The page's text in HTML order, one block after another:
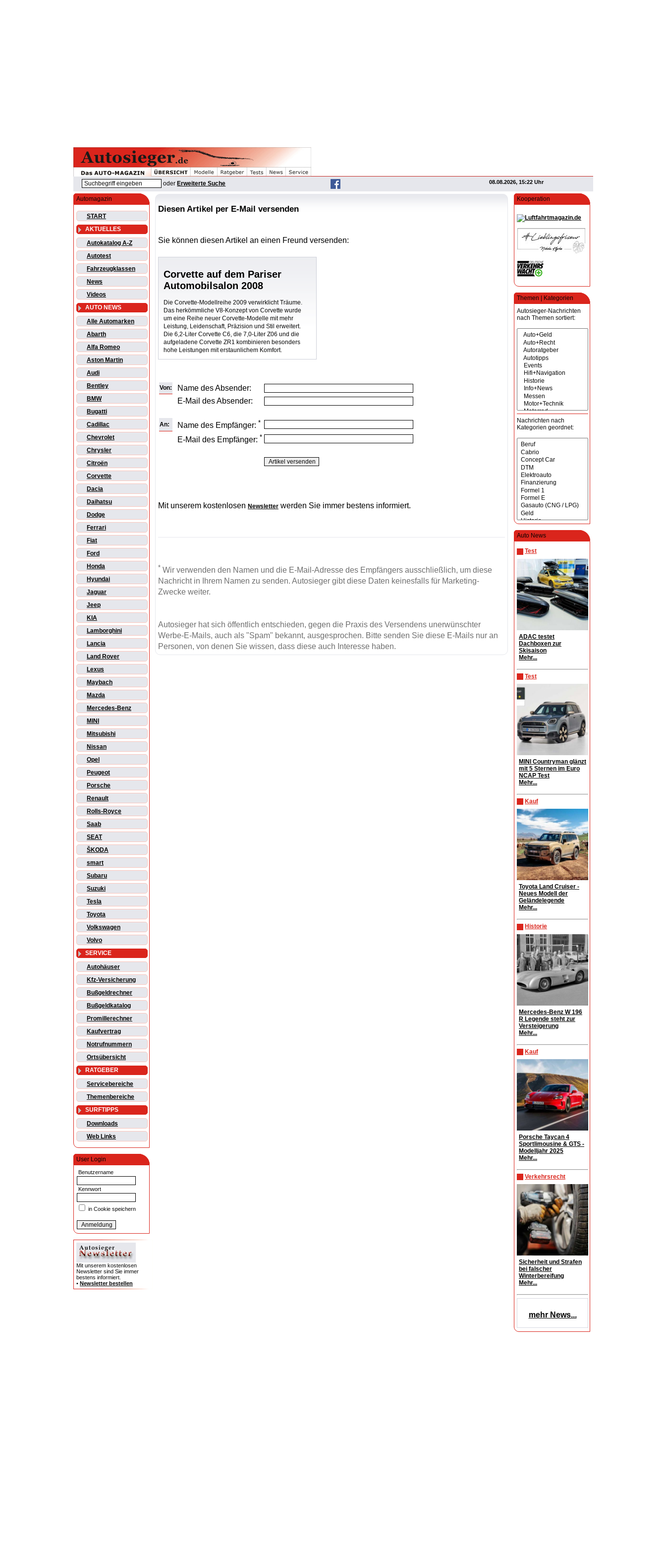
oder Erweiterte Suche 08.08.2026, 15:22 Uhr
Automagazin
START
AKTUELLES
Autokatalog A-Z
Autotest
Fahrzeugklassen
News
Videos
AUTO NEWS
Alle Automarken
Abarth
Alfa Romeo
Aston Martin
Audi
Bentley
BMW
Bugatti
Cadillac
Chevrolet
Chrysler
Citroën
Corvette
Dacia
Daihatsu
Dodge
Ferrari
Fiat
Ford
Honda
Hyundai
Jaguar
Jeep
KIA
Lamborghini
Lancia
Land Rover
Lexus
Maybach
Mazda
Mercedes-Benz
MINI
Mitsubishi
Nissan
Opel
Peugeot
Porsche
Renault
Rolls-Royce
Saab
SEAT
ŠKODA
smart
Subaru
Suzuki
Tesla
Toyota
Volkswagen
Volvo
SERVICE
Autohäuser
Kfz-Versicherung
Bußgeldrechner
Bußgeldkatalog
Promillerechner
Kaufvertrag
Notrufnummern
Ortsübersicht
RATGEBER
Servicebereiche
Themenbereiche
SURFTIPPS
Downloads
Web Links
User Login
Benutzername
Kennwort
in Cookie speichern
Mit unserem kostenlosen
Newsletter sind Sie immer
bestens informiert.
• Newsletter bestellen
Kooperation
Themen | Kategorien
Autosieger-Nachrichten
nach Themen sortiert:
Nachrichten nach
Kategorien geordnet:
Auto News
Test
ADAC testet
Dachboxen zur
Skisaison
Mehr...
Test
MINI Countryman glänzt
mit 5 Sternen im Euro
NCAP Test
Mehr...
Kauf
Toyota Land Cruiser -
Neues Modell der
Geländelegende
Mehr...
Historie
Mercedes-Benz W 196
R Legende steht zur
Versteigerung
Mehr...
Kauf
Porsche Taycan 4
Sportlimousine & GTS -
Modelljahr 2025
Mehr...
Verkehrsrecht
Sicherheit und Strafen
bei falscher
Winterbereifung
Mehr...
mehr News...
Diesen Artikel per E-Mail versenden
Sie können diesen Artikel an einen Freund versenden:
Corvette auf dem Pariser
Automobilsalon 2008
Die Corvette-Modellreihe 2009 verwirklicht Träume.
Das herkömmliche V8-Konzept von Corvette wurde
um eine Reihe neuer Corvette-Modelle mit mehr
Leistung, Leidenschaft, Präzision und Stil erweitert.
Die 6,2-Liter Corvette C6, die 7,0-Liter Z06 und die
aufgeladene Corvette ZR1 kombinieren besonders
hohe Leistungen mit erstaunlichem Komfort.
Von:
Name des Absender:
E-Mail des Absender:
An: Name des Empfänger: *
E-Mail des Empfänger: *
Mit unserem kostenlosen Newsletter werden Sie immer bestens informiert.
* Wir verwenden den Namen und die E-Mail-Adresse des Empfängers ausschließlich, um diese
Nachricht in Ihrem Namen zu senden. Autosieger gibt diese Daten keinesfalls für Marketing-
Zwecke weiter.
Autosieger hat sich öffentlich entschieden, gegen die Praxis des Versendens unerwünschter
Werbe-E-Mails, auch als "Spam" bekannt, ausgesprochen. Bitte senden Sie diese E-Mails nur an
Personen, von denen Sie wissen, dass diese auch Interesse haben.